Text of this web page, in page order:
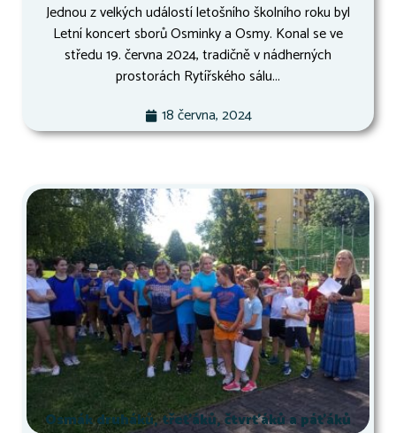
Jednou z velkých událostí letošního školního roku byl
Letní koncert sborů Osminky a Osmy. Konal se ve
středu 19. června 2024, tradičně v nádherných
prostorách Rytířského sálu...
18 června, 2024
Osmák druháků, třeťáků, čtvrťáků a páťáků